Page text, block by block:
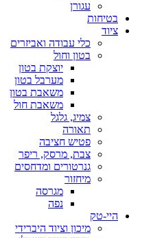
עגורן
בטיחות
ציוד
כלי עבודה ואביזרים
בטון וחול
יוצקת בטון
מערבל בטון
משאבת בטון
משאבת חול
צמיג, גלגל
תאורה
פטיש חציבה
צבת, מרסק, ריפר
גנרטורים ומדחסים
מיחזור
מגרסה
נפה
היי-טק
מיכון וציוד היברידי